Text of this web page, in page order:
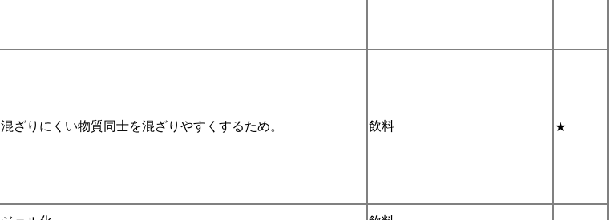
混ざりにくい物質同士を混ざりやすくするため。 飲料 ★